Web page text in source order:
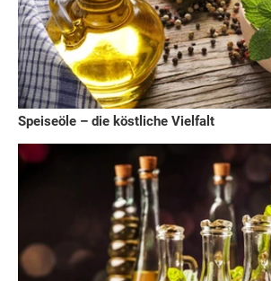
Speiseöle – die köstliche Vielfalt